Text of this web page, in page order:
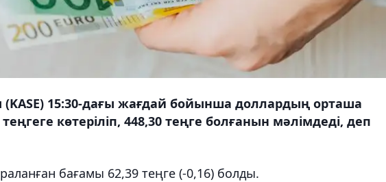
15:30-дағы жағдай бойынша доллардың орташа
көтеріліп, 448,30 теңге болғанын мәлімдеді, деп
бағамы 62,39 теңге (-0,16) болды.